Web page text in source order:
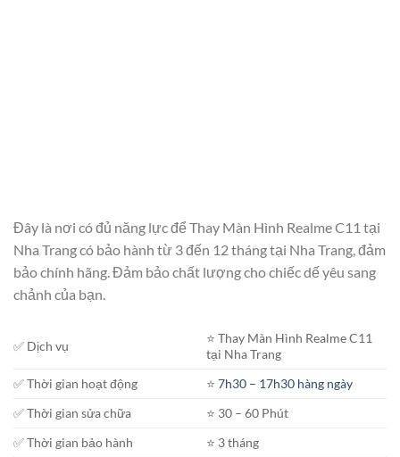
Đây là nơi có đủ năng lực để Thay Màn Hình Realme C11 tại
Nha Trang có bảo hành từ 3 đến 12 tháng tại Nha Trang, đảm
bảo chính hãng. Đảm bảo chất lượng cho chiếc dế yêu sang
chảnh của bạn.
✅ Dịch vụ
⭐️ Thay Màn Hình Realme C11
tại Nha Trang
✅ Thời gian hoạt động
⭐️7h30 – 17h30 hàng ngày
✅ Thời gian sửa chữa
⭐️ 30 – 60 Phút
✅ Thời gian bảo hành
⭐️ 3 tháng